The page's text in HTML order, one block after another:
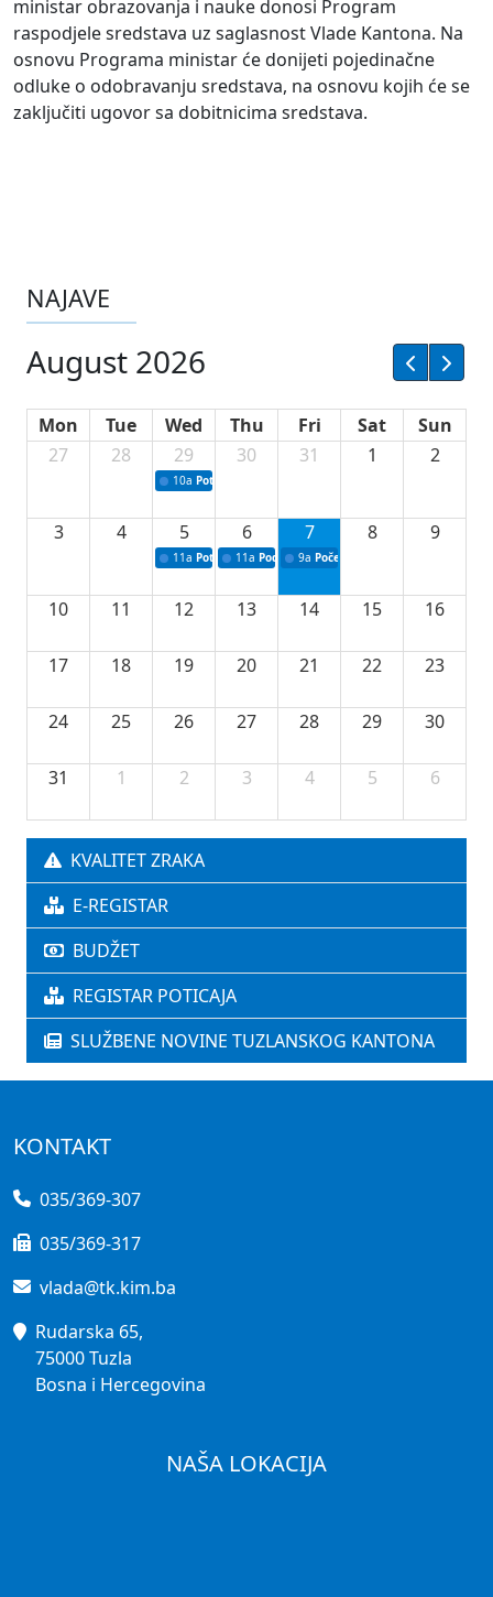
ministar obrazovanja i nauke donosi Program
raspodjele sredstava uz saglasnost Vlade Kantona. Na
osnovu Programa ministar će donijeti pojedinačne
odluke o odobravanju sredstava, na osnovu kojih će se
zaključiti ugovor sa dobitnicima sredstava.
NAJAVE
August 2026
Mon Tue Wed Thu Fri Sat
Sun
27
28 29
10a Potpisivanje ugovora sa neprofitnim
30 31 1 2
3 4 5
11a Potpisivanje ugovora o stipendijama za
6
11a Podrška razvoju vodne infrastrukture u
7
9a Početak izgradnje nove
8 9
10 11 12 13 14 15 16
17 18 19 20 21 22 23
24 25 26 27 28 29 30
31 1 2 3 4 5 6
KVALITET ZRAKA
E-REGISTAR
BUDŽET
REGISTAR POTICAJA
SLUŽBENE NOVINE TUZLANSKOG KANTONA
KONTAKT
035/369-307
035/369-317
vlada@tk.kim.ba
Rudarska 65,
75000 Tuzla
Bosna i Hercegovina
NAŠA LOKACIJA